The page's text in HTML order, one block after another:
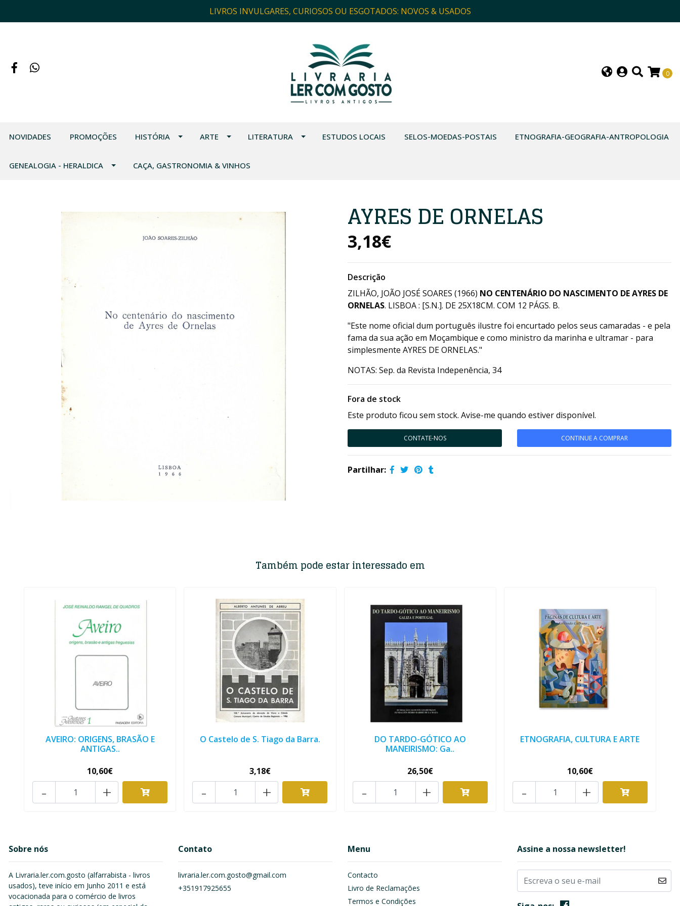
LIVROS INVULGARES, CURIOSOS OU ESGOTADOS: NOVOS & USADOS
0
NOVIDADES PROMOÇÕES HISTÓRIA ARTE LITERATURA ESTUDOS LOCAIS SELOS-MOEDAS-POSTAIS ETNOGRAFIA-GEOGRAFIA-ANTROPOLOGIA
GENEALOGIA - HERALDICA CAÇA, GASTRONOMIA & VINHOS
AYRES DE ORNELAS
3,18€
Descrição
ZILHÃO, JOÃO JOSÉ SOARES (1966) NO CENTENÁRIO DO NASCIMENTO DE AYRES DE
ORNELAS. LISBOA : [S.N.]. DE 25X18CM. COM 12 PÁGS. B.
"Este nome oficial dum português ilustre foi encurtado pelos seus camaradas - e pela
fama da sua ação em Moçambique e como ministro da marinha e ultramar - para
simplesmente AYRES DE ORNELAS."
NOTAS: Sep. da Revista Indepenência, 34
Fora de stock
Este produto ficou sem stock. Avise-me quando estiver disponível.
CONTATE-NOS CONTINUE A COMPRAR
Partilhar:
Também pode estar interessado em
AVEIRO: ORIGENS, BRASÃO E
ANTIGAS..
10,60€
+
-
O Castelo de S. Tiago da Barra.
3,18€
+
-
DO TARDO-GÓTICO AO
MANEIRISMO: Ga..
26,50€
+
-
ETNOGRAFIA, CULTURA E ARTE
10,60€
+
-
Sobre nós
A Livraria.ler.com.gosto (alfarrabista - livros
usados), teve início em Junho 2011 e está
vocacionada para o comércio de livros
Contato
livraria.ler.com.gosto@gmail.com
+351917925655
Menu
Contacto
Livro de Reclamações
Termos e Condições
Assine a nossa newsletter!